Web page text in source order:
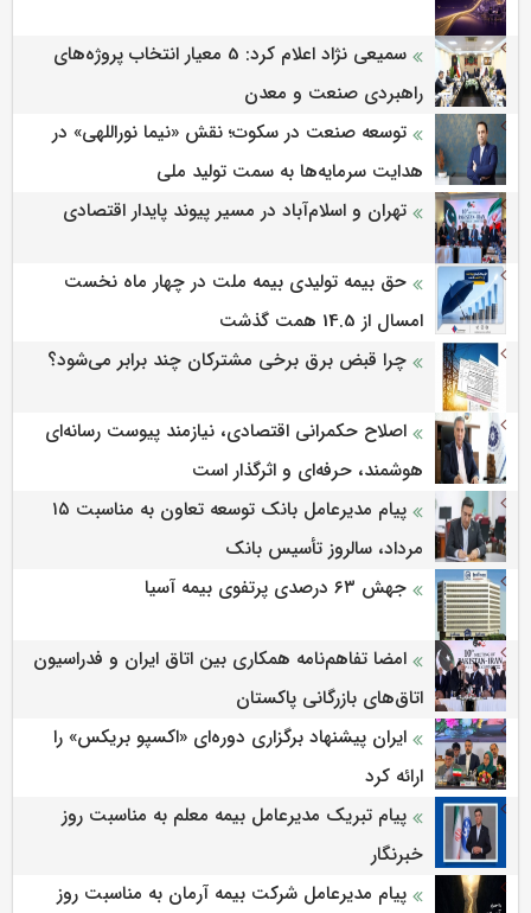
سمیعی‌ نژاد اعلام کرد: 5 معیار انتخاب پروژه‌های
راهبردی صنعت و معدن
توسعه صنعت در سکوت؛ نقش «نیما نوراللهی» در
هدایت سرمایه‌ها به سمت تولید ملی
تهران و اسلام‌آباد در مسیر پیوند پایدار اقتصادی
حق بیمه تولیدی بیمه ملت در چهار ماه نخست
امسال از 14.5 همت گذشت
چرا قبض برق برخی مشترکان چند برابر می‌شود؟
اصلاح حکمرانی اقتصادی، نیازمند پیوست رسانه‌ای
هوشمند، حرفه‌ای و اثرگذار است
پیام مدیرعامل بانک توسعه تعاون به مناسبت ۱۵
مرداد، سالروز تأسیس بانک
جهش ۶۳ درصدی پرتفوی بیمه آسیا
امضا تفاهم‌نامه همکاری بین اتاق ایران و فدراسیون
اتاق‌های بازرگانی پاکستان
ایران پیشنهاد برگزاری دوره‌ای «اکسپو بریکس» را
ارائه کرد
پیام تبریک مدیرعامل بیمه معلم به مناسبت روز
خبرنگار
پیام مدیرعامل شرکت بیمه آرمان به مناسبت روز